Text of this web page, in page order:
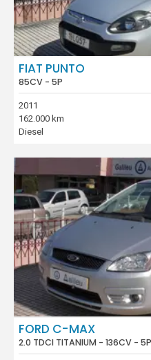
FIAT PUNTO
85CV - 5P
2011
162.000 km
Diesel
FORD C-MAX
2.0 TDCI TITANIUM - 136CV - 5P